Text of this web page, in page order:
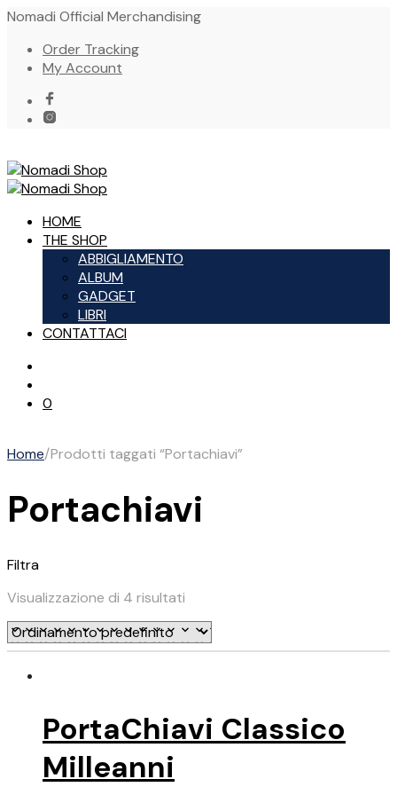
Nomadi Official Merchandising
Order Tracking
My Account
HOME
THE SHOP
ABBIGLIAMENTO
ALBUM
GADGET
LIBRI
CONTATTACI
0
Home/Prodotti taggati “Portachiavi”
Portachiavi
Filtra
Visualizzazione di 4 risultati
PortaChiavi Classico
Milleanni